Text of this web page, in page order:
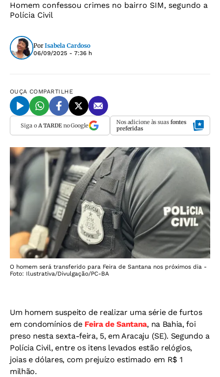
Homem confessou crimes no bairro SIM, segundo a
Polícia Civil
Por Isabela Cardoso
06/09/2025 - 7:36 h
OUÇA COMPARTILHE
Siga o A TARDEno Google Nos adicione às suas fontes
preferidas
O homem será transferido para Feira de Santana nos próximos dia -
Foto: Ilustrativa/Divulgação/PC-BA
Um homem suspeito de realizar uma série de furtos
em condomínios de Feira de Santana, na Bahia, foi
preso nesta sexta-feira, 5, em Aracaju (SE). Segundo a
Polícia Civil, entre os itens levados estão relógios,
joias e dólares, com prejuízo estimado em R$ 1
milhão.